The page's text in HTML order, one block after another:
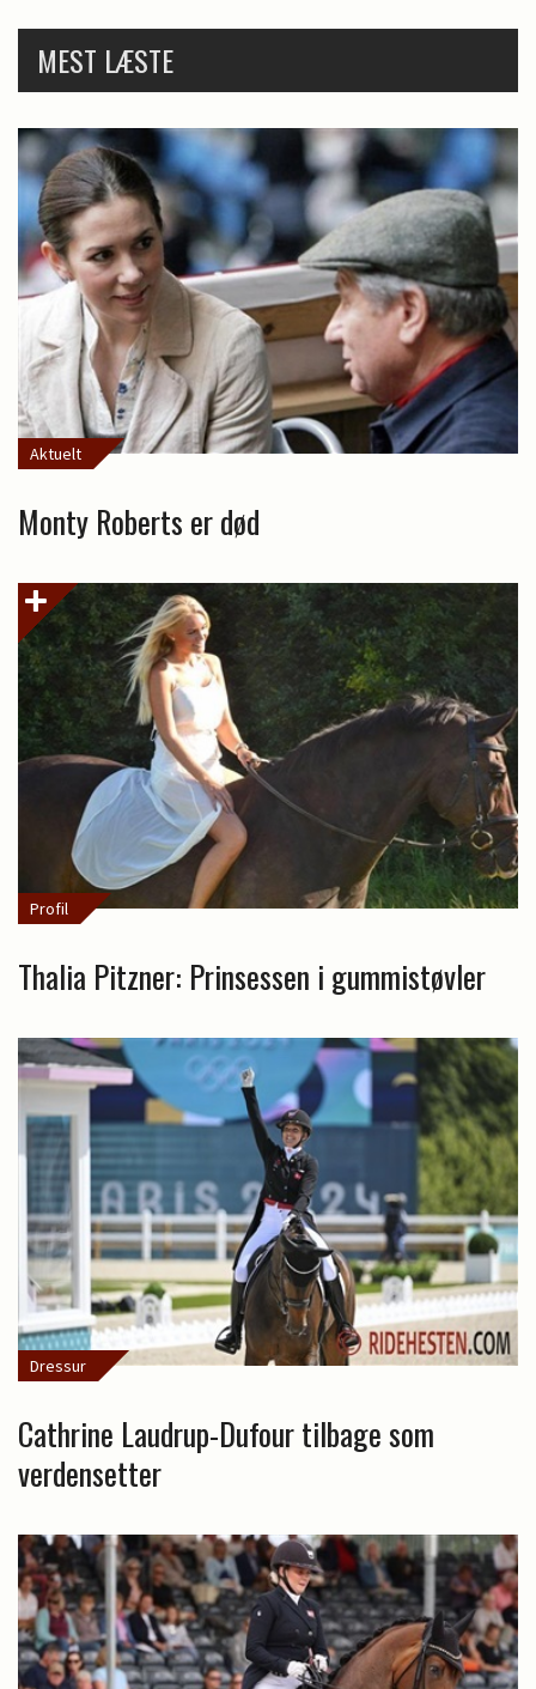
MEST LÆSTE
Aktuelt
Monty Roberts er død
Profil
Thalia Pitzner: Prinsessen i gummistøvler
Dressur
Cathrine Laudrup-Dufour tilbage som
verdensetter